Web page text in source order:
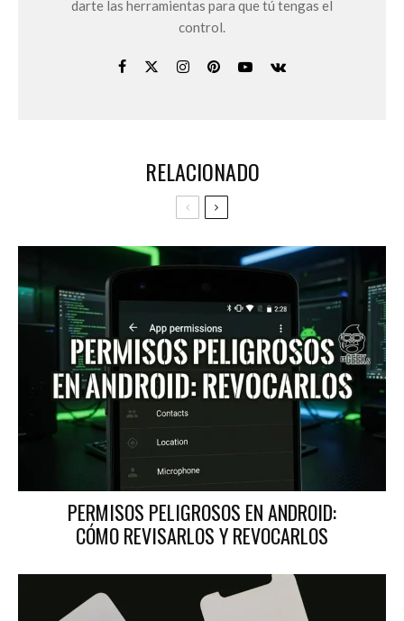
darte las herramientas para que tú tengas el
control.
RELACIONADO
PERMISOS PELIGROSOS EN ANDROID:
CÓMO REVISARLOS Y REVOCARLOS